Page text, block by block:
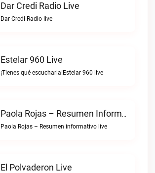
Dar Credi Radio Live
Dar Credi Radio live
Estelar 960 Live
¡Tienes qué escucharla!Estelar 960 live
Paola Rojas – Resumen Informativo Live
Paola Rojas – Resumen informativo live
El Polvaderon Live